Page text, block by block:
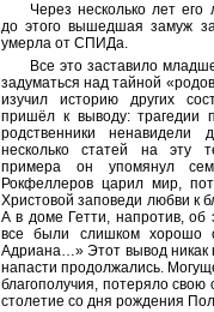
Через несколько лет
до этого вышедшая замуж
умерла от СПИДа.
Все это заставило
задуматься над тайной
изучил историю других
пришёл к выводу: трагедии
родственники
несколько статей на эту
примера он упомянул
Рокфеллеров царил мир,
Христовой заповеди любви к
А в доме Гетти, напротив, об
все были слишком хорошо
Адриана…» Этот вывод никак
напасти продолжались.
благополучия, потеряло свою
столетие со дня рождения